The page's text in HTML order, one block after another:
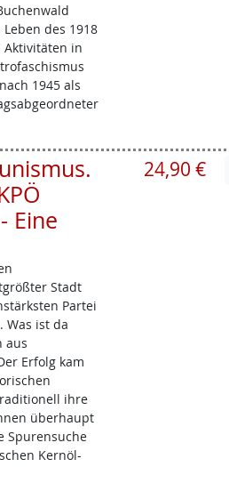
des 1918
Aktivitäten in
1945 als
Eine
Stadt
Partei
Was ist da
aus
Erfolg kam
ihre
überhaupt
Spurensuche
Kernöl-
24,90 €